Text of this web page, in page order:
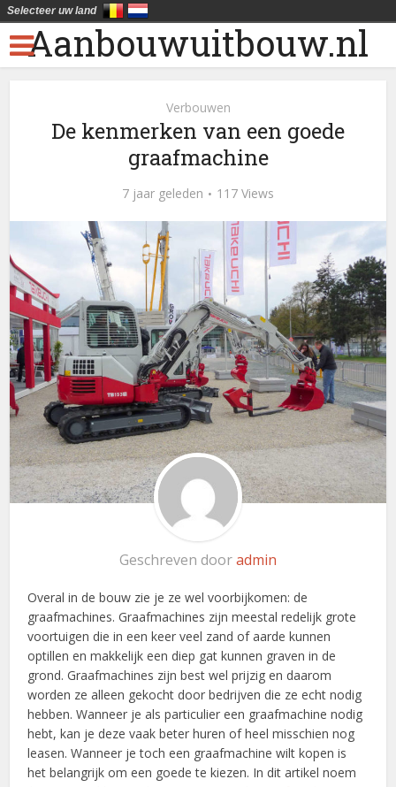
Aanbouwuitbouw.nl
Verbouwen
De kenmerken van een goede
graafmachine
7 jaar geleden 117 Views
Geschreven dooradmin
Overal in de bouw zie je ze wel voorbijkomen: de
graafmachines. Graafmachines zijn meestal redelijk grote
voortuigen die in een keer veel zand of aarde kunnen
optillen en makkelijk een diep gat kunnen graven in de
grond. Graafmachines zijn best wel prijzig en daarom
worden ze alleen gekocht door bedrijven die ze echt nodig
hebben. Wanneer je als particulier een graafmachine nodig
hebt, kan je deze vaak beter huren of heel misschien nog
leasen. Wanneer je toch een graafmachine wilt kopen is
het belangrijk om een goede te kiezen. In dit artikel noem
Selecteer uw land